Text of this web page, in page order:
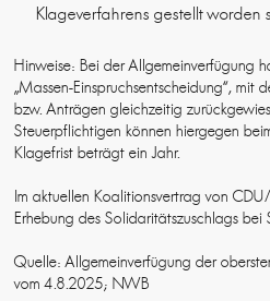
Klageverfahrens gestellt worden
Hinweise: Bei der Allgemeinverfügung
„Massen-Einspruchsentscheidung“, mit
bzw. Anträgen gleichzeitig
Steuerpflichtigen können hiergegen
Klagefrist beträgt ein Jahr.
Im aktuellen Koalitionsvertrag von
Erhebung des Solidaritätszuschlags bei
Quelle: Allgemeinverfügung der
vom 4.8.2025; NWB